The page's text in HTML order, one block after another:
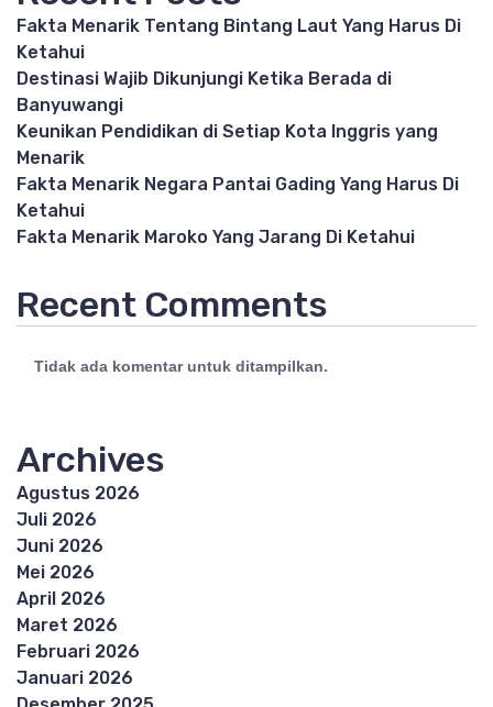
Fakta Menarik Tentang Bintang Laut Yang Harus Di
Ketahui
Destinasi Wajib Dikunjungi Ketika Berada di
Banyuwangi
Keunikan Pendidikan di Setiap Kota Inggris yang
Menarik
Fakta Menarik Negara Pantai Gading Yang Harus Di
Ketahui
Fakta Menarik Maroko Yang Jarang Di Ketahui
Recent Comments
Tidak ada komentar untuk ditampilkan.
Archives
Agustus 2026
Juli 2026
Juni 2026
Mei 2026
April 2026
Maret 2026
Februari 2026
Januari 2026